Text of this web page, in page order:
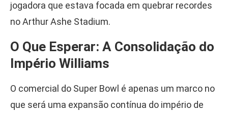
jogadora que estava focada em quebrar recordes
no Arthur Ashe Stadium.
O Que Esperar: A Consolidação do
Império Williams
O comercial do Super Bowl é apenas um marco no
que será uma expansão contínua do império de